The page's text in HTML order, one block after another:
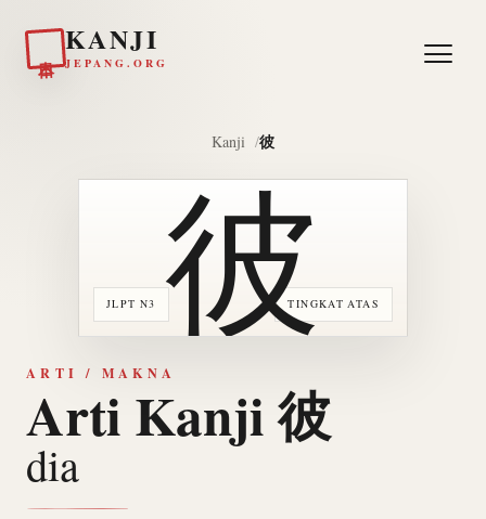
KANJI
JEPANG.ORG
Kanji 彼
JLPT N3 TINGKAT ATAS
彼
ARTI / MAKNA
Arti Kanji 彼
dia